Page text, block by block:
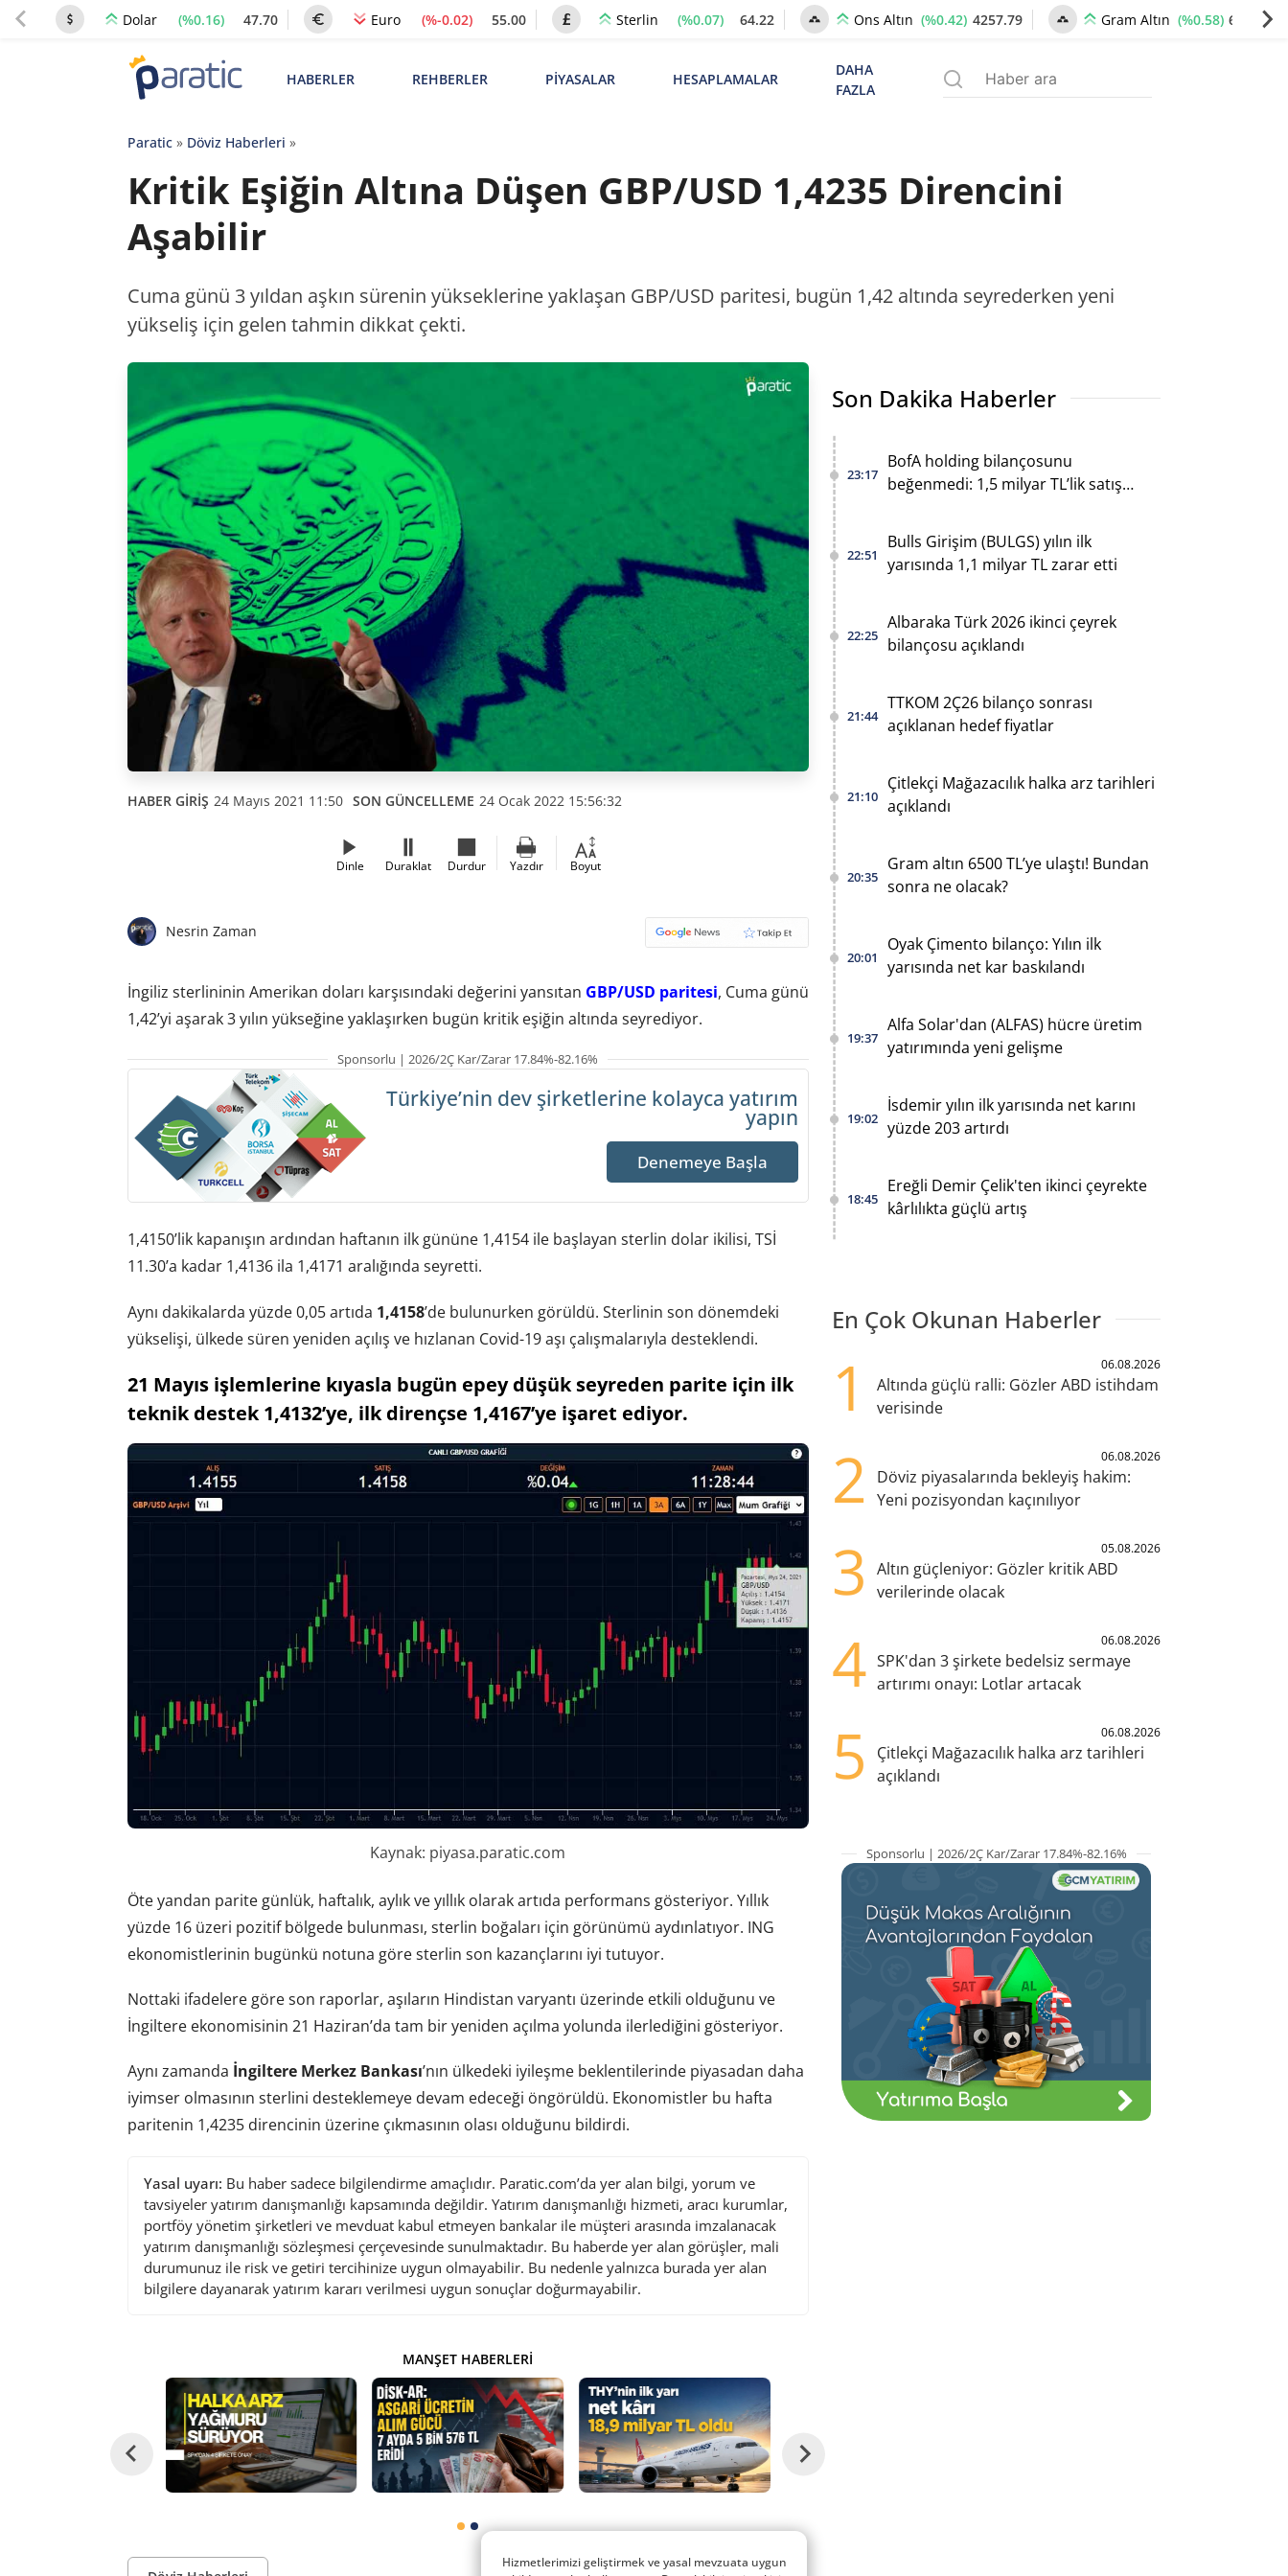
Dolar (%0.16) 47.70 Euro (%-0.02) 55.00 Sterlin (%0.07) 64.22 Ons Altın (%0.42) 4257.79 Gram Altın (%0.58) 6530.36
HABERLER REHBERLER PİYASALAR HESAPLAMALAR
DAHA
FAZLA
Paratic» Döviz Haberleri »
Kritik Eşiğin Altına Düşen GBP/USD 1,4235 Direncini
Aşabilir
Cuma günü 3 yıldan aşkın sürenin yükseklerine yaklaşan GBP/USD paritesi, bugün 1,42 altında seyrederken yeni
yükseliş için gelen tahmin dikkat çekti.
HABER GİRİŞ 24 Mayıs 2021 11:50 SON GÜNCELLEME 24 Ocak 2022 15:56:32
Dinle Duraklat Durdur Yazdır Boyut
Nesrin Zaman
İngiliz sterlininin Amerikan doları karşısındaki değerini yansıtan GBP/USD paritesi, Cuma günü
1,42’yi aşarak 3 yılın yükseğine yaklaşırken bugün kritik eşiğin altında seyrediyor.
Sponsorlu | 2026/2Ç Kar/Zarar 17.84%-82.16%
Türkiye’nin dev şirketlerine kolayca yatırım
yapın
Denemeye Başla
1,4150’lik kapanışın ardından haftanın ilk gününe 1,4154 ile başlayan sterlin dolar ikilisi, TSİ
11.30’a kadar 1,4136 ila 1,4171 aralığında seyretti.
Aynı dakikalarda yüzde 0,05 artıda 1,4158’de bulunurken görüldü. Sterlinin son dönemdeki
yükselişi, ülkede süren yeniden açılış ve hızlanan Covid-19 aşı çalışmalarıyla desteklendi.
21 Mayıs işlemlerine kıyasla bugün epey düşük seyreden parite için ilk
teknik destek 1,4132’ye, ilk dirençse 1,4167’ye işaret ediyor.
Kaynak: piyasa.paratic.com
Öte yandan parite günlük, haftalık, aylık ve yıllık olarak artıda performans gösteriyor. Yıllık
yüzde 16 üzeri pozitif bölgede bulunması, sterlin boğaları için görünümü aydınlatıyor. ING
ekonomistlerinin bugünkü notuna göre sterlin son kazançlarını iyi tutuyor.
Nottaki ifadelere göre son raporlar, aşıların Hindistan varyantı üzerinde etkili olduğunu ve
İngiltere ekonomisinin 21 Haziran’da tam bir yeniden açılma yolunda ilerlediğini gösteriyor.
Aynı zamanda İngiltere Merkez Bankası’nın ülkedeki iyileşme beklentilerinde piyasadan daha
iyimser olmasının sterlini desteklemeye devam edeceği öngörüldü. Ekonomistler bu hafta
paritenin 1,4235 direncinin üzerine çıkmasının olası olduğunu bildirdi.
Yasal uyarı: Bu haber sadece bilgilendirme amaçlıdır. Paratic.com’da yer alan bilgi, yorum ve
tavsiyeler yatırım danışmanlığı kapsamında değildir. Yatırım danışmanlığı hizmeti, aracı kurumlar,
portföy yönetim şirketleri ve mevduat kabul etmeyen bankalar ile müşteri arasında imzalanacak
yatırım danışmanlığı sözleşmesi çerçevesinde sunulmaktadır. Bu haberde yer alan görüşler, mali
durumunuz ile risk ve getiri tercihinize uygun olmayabilir. Bu nedenle yalnızca burada yer alan
bilgilere dayanarak yatırım kararı verilmesi uygun sonuçlar doğurmayabilir.
MANŞET HABERLERI
Son Dakika Haberler
23:17
BofA holding bilançosunu
beğenmedi: 1,5 milyar TL’lik satış
22:51
Bulls Girişim (BULGS) yılın ilk
yarısında 1,1 milyar TL zarar etti
22:25
Albaraka Türk 2026 ikinci çeyrek
bilançosu açıklandı
21:44
TTKOM 2Ç26 bilanço sonrası
açıklanan hedef fiyatlar
21:10
Çitlekçi Mağazacılık halka arz tarihleri
açıklandı
20:35
Gram altın 6500 TL’ye ulaştı! Bundan
sonra ne olacak?
20:01
Oyak Çimento bilanço: Yılın ilk
yarısında net kar baskılandı
19:37
Alfa Solar'dan (ALFAS) hücre üretim
yatırımında yeni gelişme
19:02
İsdemir yılın ilk yarısında net karını
yüzde 203 artırdı
18:45
Ereğli Demir Çelik'ten ikinci çeyrekte
kârlılıkta güçlü artış
En Çok Okunan Haberler
1 06.08.2026
Altında güçlü ralli: Gözler ABD istihdam
verisinde
2 06.08.2026
Döviz piyasalarında bekleyiş hakim:
Yeni pozisyondan kaçınılıyor
3 05.08.2026
Altın güçleniyor: Gözler kritik ABD
verilerinde olacak
4 06.08.2026
SPK'dan 3 şirkete bedelsiz sermaye
artırımı onayı: Lotlar artacak
5 06.08.2026
Çitlekçi Mağazacılık halka arz tarihleri
açıklandı
Sponsorlu | 2026/2Ç Kar/Zarar 17.84%-82.16%
Hizmetlerimizi geliştirmek ve yasal mevzuata uygun